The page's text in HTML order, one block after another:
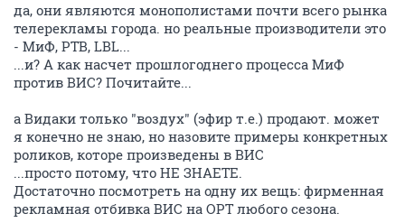
да, они являются монополистами почти всего рынка
телерекламы города. но реальные производители это
- МиФ, РТВ, LBL...
...и? А как насчет прошлогоднего процесса МиФ
против ВИС? Почитайте...
а Видаки только "воздух" (эфир т.е.) продают. может
я конечно не знаю, но назовите примеры конкретных
роликов, которе произведены в ВИС
...просто потому, что НЕ ЗНАЕТЕ.
Достаточно посмотреть на одну их вещь: фирменная
рекламная отбивка ВИС на ОРТ любого сезона.